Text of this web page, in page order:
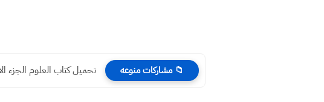
📁 مشاركات منوعه تحميل كتاب العلوم الجزء